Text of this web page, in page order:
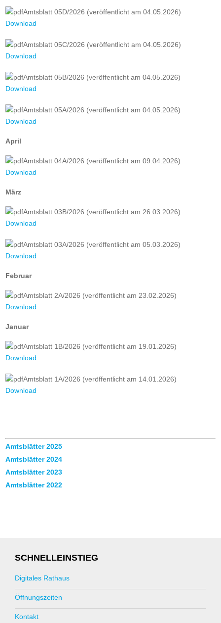
Amtsblatt 05D/2026 (veröffentlicht am 04.05.2026)
Download
Amtsblatt 05C/2026 (veröffentlicht am 04.05.2026)
Download
Amtsblatt 05B/2026 (veröffentlicht am 04.05.2026)
Download
Amtsblatt 05A/2026 (veröffentlicht am 04.05.2026)
Download
April
Amtsblatt 04A/2026 (veröffentlicht am 09.04.2026)
Download
März
Amtsblatt 03B/2026 (veröffentlicht am 26.03.2026)
Download
Amtsblatt 03A/2026 (veröffentlicht am 05.03.2026)
Download
Februar
Amtsblatt 2A/2026 (veröffentlicht am 23.02.2026)
Download
Januar
Amtsblatt 1B/2026 (veröffentlicht am 19.01.2026)
Download
Amtsblatt 1A/2026 (veröffentlicht am 14.01.2026)
Download
Amtsblätter 2025
Amtsblätter 2024
Amtsblätter 2023
Amtsblätter 2022
SCHNELLEINSTIEG
Digitales Rathaus
Öffnungszeiten
Kontakt